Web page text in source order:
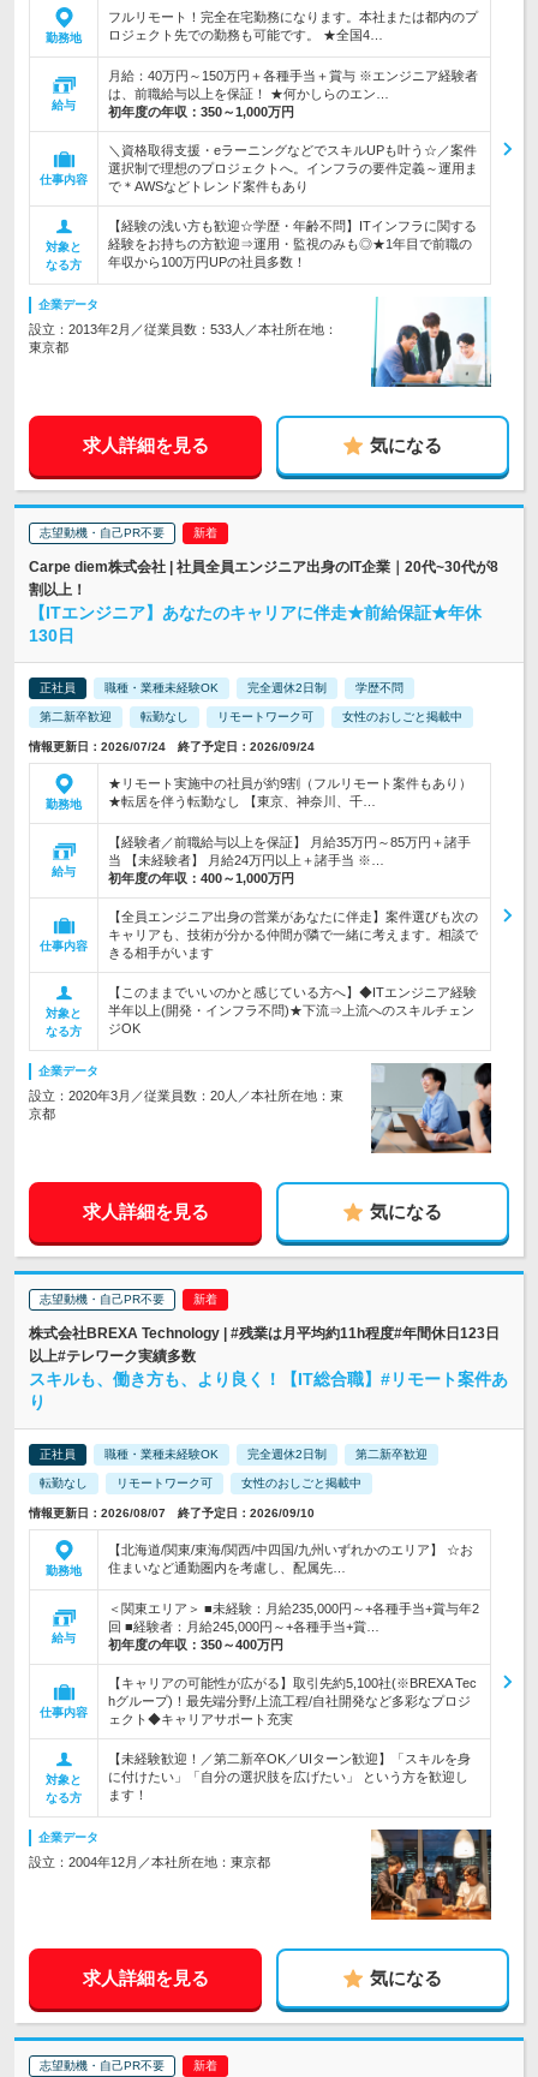
勤務地
フルリモート！完全在宅勤務になります。本社または都内のプ
ロジェクト先での勤務も可能です。 ★全国4…
給与
月給：40万円～150万円＋各種手当＋賞与 ※エンジニア経験者
は、前職給与以上を保証！ ★何かしらのエン…
初年度の年収： 350～1,000万円
仕事内容
＼資格取得支援・eラーニングなどでスキルUPも叶う☆／案件
選択制で理想のプロジェクトへ。インフラの要件定義～運用ま
で＊AWSなどトレンド案件もあり
対象と
なる方
【経験の浅い方も歓迎☆学歴・年齢不問】ITインフラに関する
経験をお持ちの方歓迎⇒運用・監視のみも◎★1年目で前職の
年収から100万円UPの社員多数！
企業データ
設立：2013年2月／従業員数：533人／本社所在地：
東京都
求人詳細を見る 気になる
志望動機・自己PR不要
Carpe diem株式会社 | 社員全員エンジニア出身のIT企業｜20代~30代が8
割以上！
【ITエンジニア】あなたのキャリアに伴走★前給保証★年休
130日
正社員 職種・業種未経験OK 完全週休2日制 学歴不問
第二新卒歓迎 転勤なし リモートワーク可 女性のおしごと掲載中
情報更新日：2026/07/24 終了予定日：2026/09/24
勤務地
★リモート実施中の社員が約9割（フルリモート案件もあり）
★転居を伴う転勤なし 【東京、神奈川、千…
給与
【経験者／前職給与以上を保証】 月給35万円～85万円＋諸手
当 【未経験者】 月給24万円以上＋諸手当 ※…
初年度の年収： 400～1,000万円
仕事内容
【全員エンジニア出身の営業があなたに伴走】案件選びも次の
キャリアも、技術が分かる仲間が隣で一緒に考えます。相談で
きる相手がいます
対象と
なる方
【このままでいいのかと感じている方へ】◆ITエンジニア経験
半年以上(開発・インフラ不問)★下流⇒上流へのスキルチェン
ジOK
企業データ
設立：2020年3月／従業員数：20人／本社所在地：東
京都
求人詳細を見る 気になる
志望動機・自己PR不要
株式会社BREXA Technology | #残業は月平均約11h程度#年間休日123日
以上#テレワーク実績多数
スキルも、働き方も、より良く！【IT総合職】#リモート案件あ
り
正社員 職種・業種未経験OK 完全週休2日制 第二新卒歓迎
転勤なし リモートワーク可 女性のおしごと掲載中
情報更新日：2026/08/07 終了予定日：2026/09/10
勤務地
【北海道/関東/東海/関西/中四国/九州いずれかのエリア】 ☆お
住まいなど通勤圏内を考慮し、配属先…
給与
＜関東エリア＞ ■未経験：月給235,000円～+各種手当+賞与年2
回 ■経験者：月給245,000円～+各種手当+賞…
初年度の年収： 350～400万円
仕事内容
【キャリアの可能性が広がる】取引先約5,100社(※BREXA Tec
hグループ)！最先端分野/上流工程/自社開発など多彩なプロジ
ェクト◆キャリアサポート充実
対象と
なる方
【未経験歓迎！／第二新卒OK／UIターン歓迎】「スキルを身
に付けたい」「自分の選択肢を広げたい」 という方を歓迎し
ます！
企業データ
設立：2004年12月／本社所在地：東京都
求人詳細を見る 気になる
志望動機・自己PR不要